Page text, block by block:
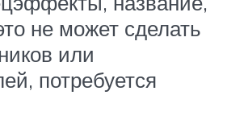
не может сделать
или
потребуется